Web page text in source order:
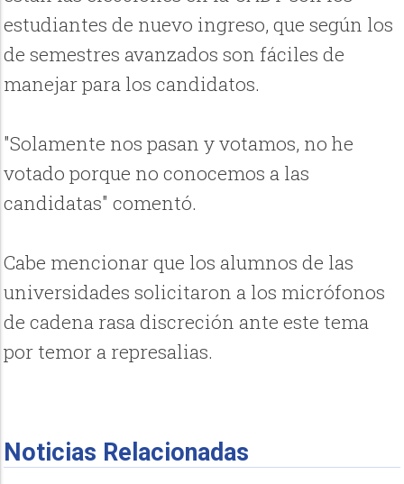
estudiantes de nuevo ingreso, que según los
de semestres avanzados son fáciles de
manejar para los candidatos.
"Solamente nos pasan y votamos, no he
votado porque no conocemos a las
candidatas" comentó.
Cabe mencionar que los alumnos de las
universidades solicitaron a los micrófonos
de cadena rasa discreción ante este tema
por temor a represalias.
Noticias Relacionadas